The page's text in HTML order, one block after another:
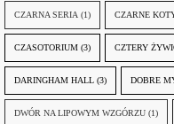
CZARNA SERIA (1) CZARNE
CZASOTORIUM (3) CZTERY
DARINGHAM HALL (3) DOBRE
DWÓR NA LIPOWYM WZGÓRZU (1)